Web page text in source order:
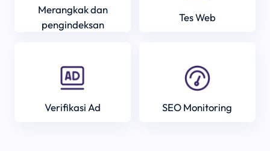
Merangkak dan
pengindeksan
Tes Web
Verifikasi Ad SEO Monitoring